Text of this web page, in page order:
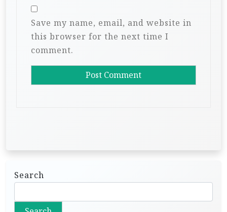
Save my name, email, and website in
this browser for the next time I
comment.
Search